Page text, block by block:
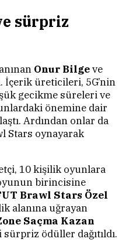
sürpriz
Onur Bilgeve
İçerik üreticileri, 5G’nin
gecikme süreleri ve
önemine dair
Ardından onlar da
Stars oynayarak
10 kişilik oyunlara
birincisine
Brawl Stars Özel
alanına uğrayan
Saçma Kazan
ödüller dağıtıldı.